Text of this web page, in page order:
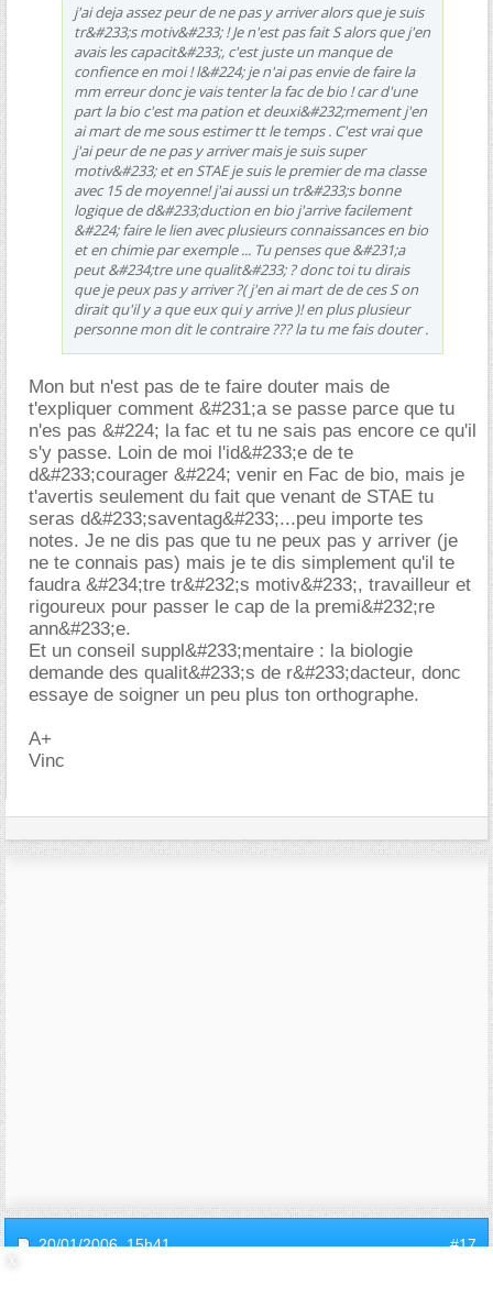
j'ai deja assez peur de ne pas y arriver alors que je suis
tr&#233;s motiv&#233; ! Je n'est pas fait S alors que j'en
avais les capacit&#233;, c'est juste un manque de
confience en moi ! l&#224; je n'ai pas envie de faire la
mm erreur donc je vais tenter la fac de bio ! car d'une
part la bio c'est ma pation et deuxi&#232;mement j'en
ai mart de me sous estimer tt le temps . C'est vrai que
j'ai peur de ne pas y arriver mais je suis super
motiv&#233; et en STAE je suis le premier de ma classe
avec 15 de moyenne! j'ai aussi un tr&#233;s bonne
logique de d&#233;duction en bio j'arrive facilement
&#224; faire le lien avec plusieurs connaissances en bio
et en chimie par exemple ... Tu penses que &#231;a
peut &#234;tre une qualit&#233; ? donc toi tu dirais
que je peux pas y arriver ?( j'en ai mart de de ces S on
dirait qu'il y a que eux qui y arrive )! en plus plusieur
personne mon dit le contraire ??? la tu me fais douter .
Mon but n'est pas de te faire douter mais de
t'expliquer comment &#231;a se passe parce que tu
n'es pas &#224; la fac et tu ne sais pas encore ce qu'il
s'y passe. Loin de moi l'id&#233;e de te
d&#233;courager &#224; venir en Fac de bio, mais je
t'avertis seulement du fait que venant de STAE tu
seras d&#233;saventag&#233;...peu importe tes
notes. Je ne dis pas que tu ne peux pas y arriver (je
ne te connais pas) mais je te dis simplement qu'il te
faudra &#234;tre tr&#232;s motiv&#233;, travailleur et
rigoureux pour passer le cap de la premi&#232;re
ann&#233;e.
Et un conseil suppl&#233;mentaire : la biologie
demande des qualit&#233;s de r&#233;dacteur, donc
essaye de soigner un peu plus ton orthographe.
A+
Vinc
20/01/2006,15h41 #17